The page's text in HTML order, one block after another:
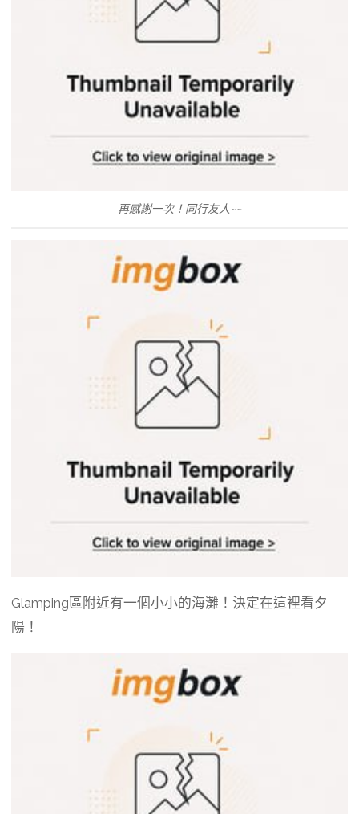
再感謝一次！同行友人~~
Glamping區附近有一個小小的海灘！決定在這裡看夕
陽！